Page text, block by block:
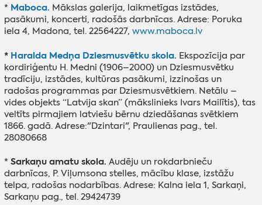
* Maboca. Mākslas galerija, laikmetīgas izstādes,
pasākumi, koncerti, radošās darbnīcas. Adrese: Poruka
iela 4, Madona, tel. 22564227, www.maboca.lv
* Haralda Medņa Dziesmusvētku skola. Ekspozīcija par
kordiriģentu H. Medni (1906–2000) un Dziesmusvētku
tradīciju, izstādes, kultūras pasākumi, izzinošas un
radošas programmas par Dziesmusvētkiem. Netālu –
vides objekts “Latvija skan” (mākslinieks Ivars Mailītis), tas
veltīts pirmajiem latviešu bērnu dziedāšanas svētkiem
1866. gadā. Adrese:"Dzintari", Praulienas pag., tel.
28080668
* Sarkaņu amatu skola. Audēju un rokdarbnieču
darbnīcas, P. Viļumsona stelles, mācību klase, izstāžu
telpa, radošas nodarbības. Adrese: Kalna iela 1, Sarkaņi,
Sarkaņu pag., tel. 29424739